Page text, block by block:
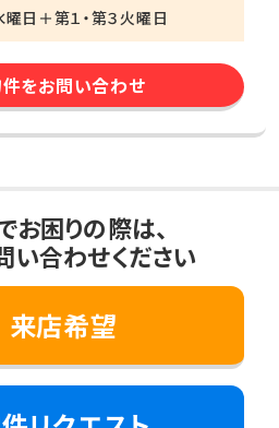
日＋第１・第３火曜日
件をお問い合わせ
お困りの際は、
い合わせください
来店希望